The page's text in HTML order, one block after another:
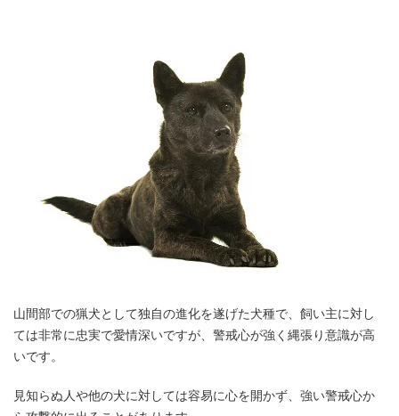
山間部での猟犬として独自の進化を遂げた犬種で、飼い主に対し
ては非常に忠実で愛情深いですが、警戒心が強く縄張り意識が高
いです。
見知らぬ人や他の犬に対しては容易に心を開かず、強い警戒心か